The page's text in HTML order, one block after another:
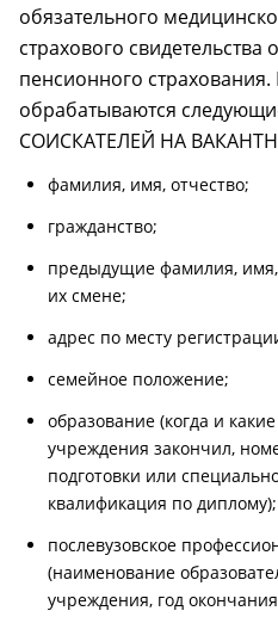
обязательного
страхового свидетельства
пенсионного
обрабатываются
СОИСКАТЕЛЕЙ НА
фамилия, имя, отчество;
гражданство;
предыдущие фамилия,
их смене;
адрес по месту
семейное положение;
образование (когда и
учреждения закончил,
подготовки или
квалификация по диплому);
послевузовское
(наименование
учреждения, год